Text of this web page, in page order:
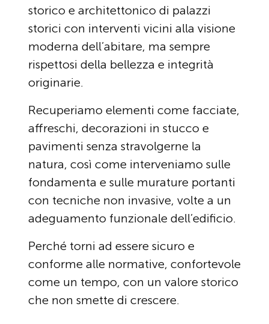
storico e architettonico di palazzi
storici con interventi vicini alla visione
moderna dell’abitare, ma sempre
rispettosi della bellezza e integrità
originarie.
Recuperiamo elementi come facciate,
affreschi, decorazioni in stucco e
pavimenti senza stravolgerne la
natura, così come interveniamo sulle
fondamenta e sulle murature portanti
con tecniche non invasive, volte a un
adeguamento funzionale dell’edificio.
Perché torni ad essere sicuro e
conforme alle normative, confortevole
come un tempo, con un valore storico
che non smette di crescere.